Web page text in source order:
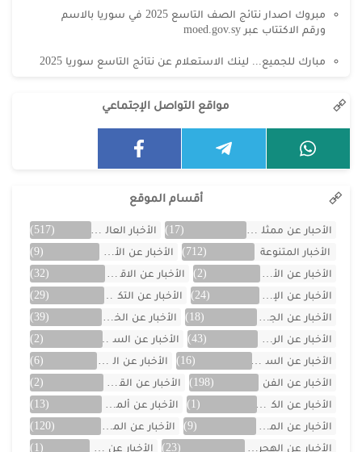
مبروك اصدار نتائج الصف التاسع 2025 في سوريا بالاسم
ورقم الاكتتاب عبر moed.gov.sy
مبارك للجميع... لينك الاستعلام عن نتائج التاسع سوريا 2025
مواقع التواصل الإجتماعي
أقسام الموقع
الأحبار عن ممثلين الخليج (17) الأخبار العالمية
(517)
الأخبار المتنوعة
(712) الأخبار عن الأردن
(9)
الأخبار عن الأفلام
(2) الأخبار عن الاقتصاد
(32)
الأخبار عن الإمارات
(24) الأخبار عن التكنولوجيا
(29)
الأخبار عن الجزائر
(18) الأخبار عن الخليج
(39)
الأخبار عن الرياضة
(43) الأخبار عن السعودية
(2)
الأخبار عن السيارات
(16) الأخبار عن العراق
(6)
الأخبار عن الفن
(198) الأخبار عن القصص
(2)
الأخبار عن الكويت
(1) الأخبار عن ألمانيا
(13)
الأخبار عن المسلسلات
(9) الأخبار عن المشاهير
(120)
الأخبار عن الهجرة والسفر
(23) الأخبار عن اليمن (1)